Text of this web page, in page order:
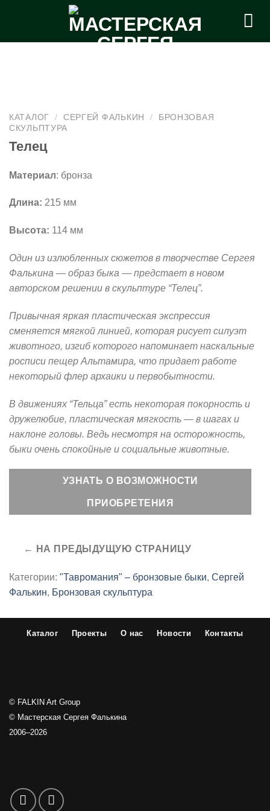
КАТАЛОГ / СЕРГЕЙ ФАЛЬКИН /
БРОНЗОВАЯ
СКУЛЬПТУРА
Телец
Материал: бронза
Длина: 215 мм
Высота: 114 мм
Один из излюбленных сюжетов в творчестве Сергея
Фалькина — образ быка — предстает в новом
авторском решении в скульптуре “Телец”.
Привычная яркая пластическая экспрессия
сменяется мягкой линией, которая рисует силуэт
животного, изгиб которого напоминает наскальные
росписи пещер Альтамира, что придает работе
некоторый флер архаики и первобытности.
В движениях “Тельца” есть некоторая покорность и
дружелюбие, пластическая мягкость — в шагах и
наклоне головы. Ведь несмотря на осторожность,
быки очень спокойные и социальные животные.
УЗНАТЬ О ВОЗМОЖНОСТИ
ПРИОБРЕТЕНИЯ
Категории: "Тавромания" – бронзовые быки, Сергей
Фалькин, Бронзовая скульптура
Каталог Проекты О нас Новости Контакты
© FALKIN Art Group
© Мастерская Сергея Фалькина
2006–2026